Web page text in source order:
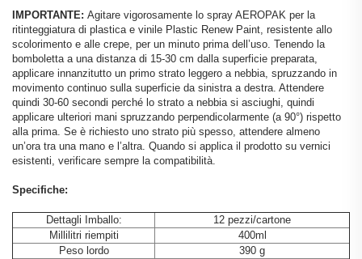
IMPORTANTE: Agitare vigorosamente lo spray AEROPAK per la
ritinteggiatura di plastica e vinile Plastic Renew Paint, resistente allo
scolorimento e alle crepe, per un minuto prima dell’uso. Tenendo la
bomboletta a una distanza di 15-30 cm dalla superficie preparata,
applicare innanzitutto un primo strato leggero a nebbia, spruzzando in
movimento continuo sulla superficie da sinistra a destra. Attendere
quindi 30-60 secondi perché lo strato a nebbia si asciughi, quindi
applicare ulteriori mani spruzzando perpendicolarmente (a 90°) rispetto
alla prima. Se è richiesto uno strato più spesso, attendere almeno
un’ora tra una mano e l’altra. Quando si applica il prodotto su vernici
esistenti, verificare sempre la compatibilità.
Specifiche:
Dettagli Imballo:
12 pezzi/cartone
Millilitri riempiti
400ml
Peso lordo
390 g